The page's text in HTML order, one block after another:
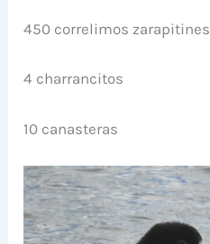
450 correlimos zarapitines
4 charrancitos
10 canasteras